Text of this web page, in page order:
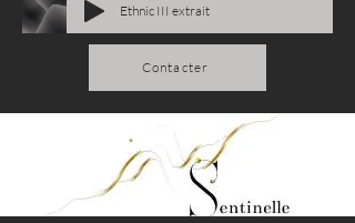
Ethnic III extrait
Contacter